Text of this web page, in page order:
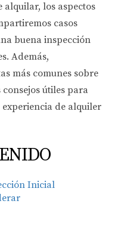
alquilar, los aspectos
casos
buena inspección
Además,
más comunes sobre
consejos útiles para
de alquiler
Inicial